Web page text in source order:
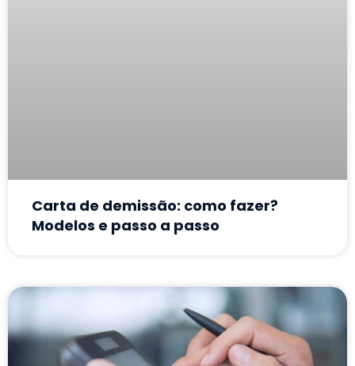
Carta de demissão: como fazer?
Modelos e passo a passo